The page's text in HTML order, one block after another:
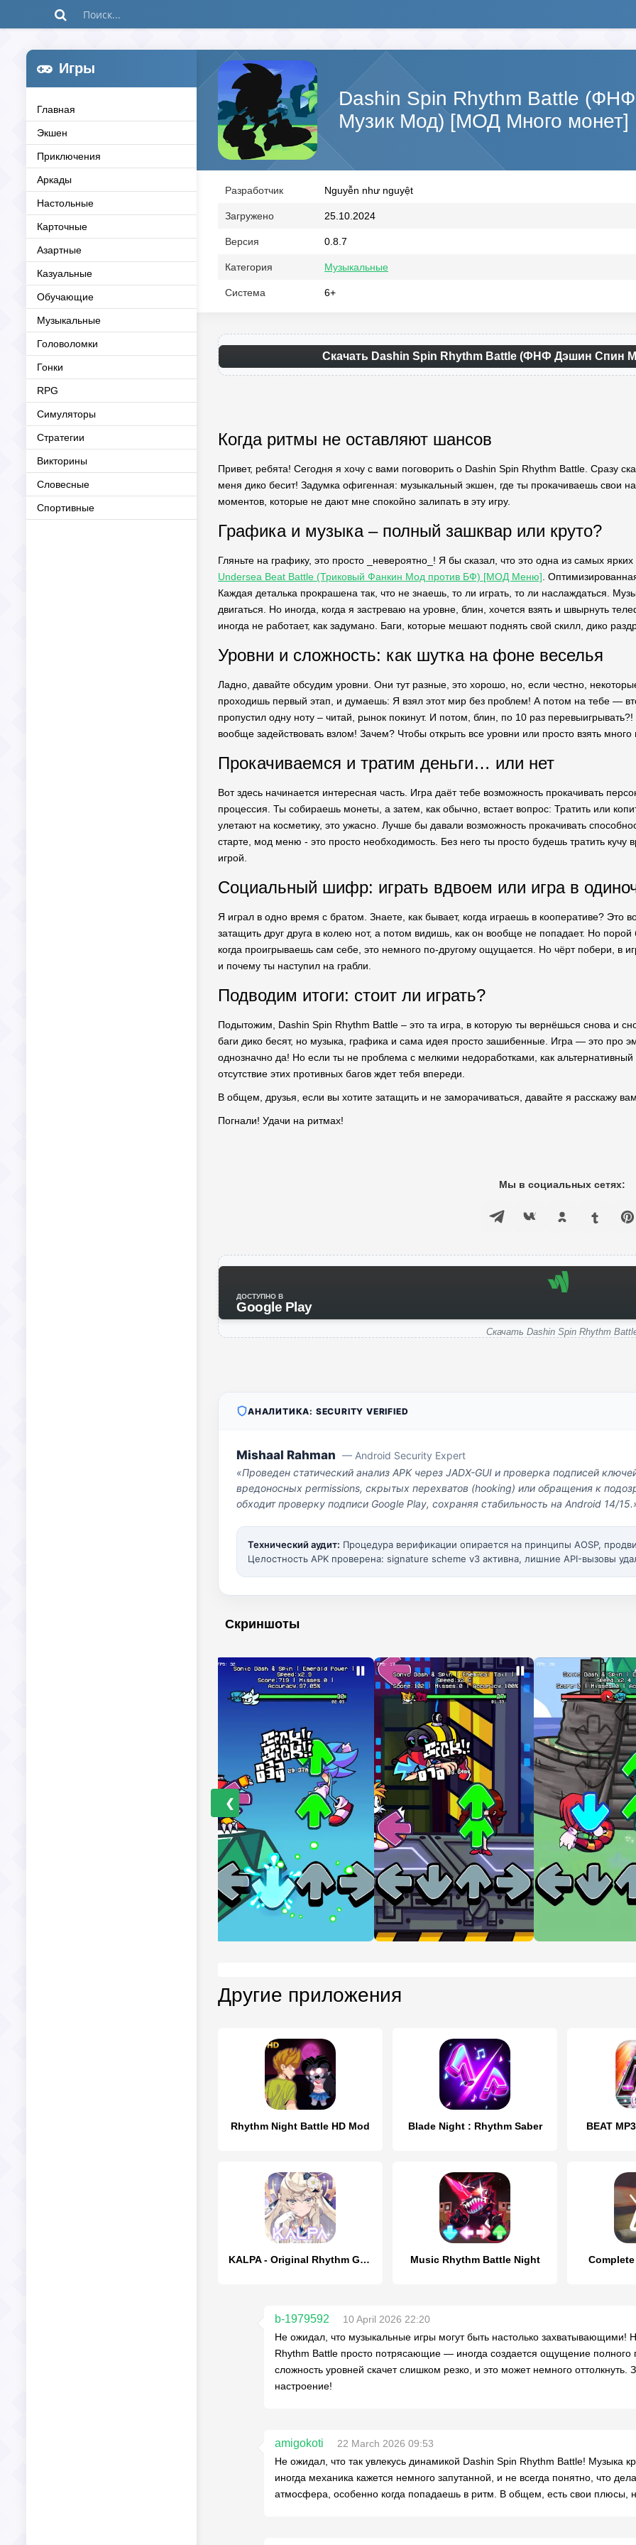
Игры
Главная
Экшен
Приключения
Аркады
Настольные
Карточные
Азартные
Казуальные
Обучающие
Музыкальные
Головоломки
Гонки
RPG
Симуляторы
Стратегии
Викторины
Словесные
Спортивные
Dashin Spin Rhythm Battle
Музик Мод) [МОД Много монет]
Разработчик Nguyễn như nguyệt
Загружено 25.10.2024
Версия 0.8.7
Категория Музыкальные
Система 6+
Скачать Dashin Spin Rhythm Battle (ФНФ Дэшин Спин
Когда ритмы не оставляют шансов
Привет, ребята! Сегодня я хочу с вами поговорить о Dashin Spin Rhythm Battle. Сразу
меня дико бесит! Задумка офигенная: музыкальный экшен, где ты прокачиваешь свои
моментов, которые не дают мне спокойно залипать в эту игру.
Графика и музыка – полный зашквар или круто?
Гляньте на графику, это просто _невероятно_! Я бы сказал, что это одна из самых
Undersea Beat Battle (Триковый Фанкин Мод против БФ) [МОД Меню] .
Каждая деталька прокрашена так, что не знаешь, то ли играть, то ли наслаждаться.
двигаться. Но иногда, когда я застреваю на уровне, блин, хочется взять и швырнуть
иногда не работает, как задумано. Баги, которые мешают поднять свой скилл, дико
Уровни и сложность: как шутка на фоне веселья
Ладно, давайте обсудим уровни. Они тут разные, это хорошо, но, если честно,
проходишь первый этап, и думаешь: Я взял этот мир без проблем! А потом на тебе —
пропустил одну ноту – читай, рынок покинут. И потом, блин, по 10 раз
вообще задействовать взлом! Зачем? Чтобы открыть все уровни или просто взять
Прокачиваемся и тратим деньги… или нет
Вот здесь начинается интересная часть. Игра даёт тебе возможность прокачивать
процессия. Ты собираешь монеты, а затем, как обычно, встает вопрос: Тратить или
улетают на косметику, это ужасно. Лучше бы давали возможность прокачивать
старте, мод меню - это просто необходимость. Без него ты просто будешь тратить
игрой.
Социальный шифр: играть вдвоем или игра в
Я играл в одно время с братом. Знаете, как бывает, когда играешь в кооперативе?
затащить друг друга в колею нот, а потом видишь, как он вообще не попадает. Но
когда проигрываешь сам себе, это немного по-другому ощущается. Но чёрт побери, в
и почему ты наступил на грабли.
Подводим итоги: стоит ли играть?
Подытожим, Dashin Spin Rhythm Battle – это та игра, в которую ты вернёшься снова и
баги дико бесят, но музыка, графика и сама идея просто зашибенные. Игра — это про
однозначно да! Но если ты не проблема с мелкими недоработками, как
отсутствие этих противных багов ждет тебя впереди.
В общем, друзья, если вы хотите затащить и не заморачиваться, давайте я расскажу
Погнали! Удачи на ритмах!
Мы в социальных сетях:
ДОСТУПНО В
Google Play
Скачать Dashin Spin Rhythm
АНАЛИТИКА: SECURITY VERIFIED
Mishaal Rahman — Android Security Expert
«Проведен статический анализ APK через JADX-GUI и проверка подписей
вредоносных permissions, скрытых перехватов (hooking) или обращения к
обходит проверку подписи Google Play, сохраняя стабильность на Android 14/
Технический аудит: Процедура верификации опирается на принципы AOSP,
Целостность APK проверена: signature scheme v3 активна, лишние API-вызовы
Скриншоты
❮
Другие приложения
Rhythm Night Battle HD Mod Blade Night : Rhythm Saber BEAT
KALPA - Original Rhythm Game Music Rhythm Battle Night
b-1979592
10 April 2026 22:20
Не ожидал, что музыкальные игры могут быть настолько
Rhythm Battle просто потрясающие — иногда создается ощущение полного
сложность уровней скачет слишком резко, и это может немного
настроение!
amigokoti
22 March 2026 09:53
Не ожидал, что так увлекусь динамикой Dashin Spin Rhythm Battle! Музыка
иногда механика кажется немного запутанной, и не всегда понятно, что
атмосфера, особенно когда попадаешь в ритм. В общем, есть свои плюсы,